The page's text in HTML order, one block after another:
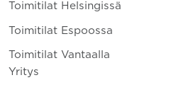
Toimitilat Helsingissä
Toimitilat Espoossa
Toimitilat Vantaalla
Yritys